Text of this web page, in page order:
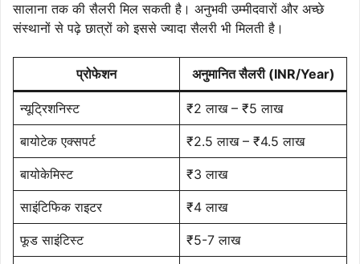
सालाना तक की सैलरी मिल सकती है। अनुभवी उम्मीदवारों और अच्छे
संस्थानों से पढ़े छात्रों को इससे ज्यादा सैलरी भी मिलती है।
प्रोफेशन अनुमानित सैलरी (INR/Year)
न्यूट्रिशनिस्ट ₹2 लाख – ₹5 लाख
बायोटेक एक्सपर्ट ₹2.5 लाख – ₹4.5 लाख
बायोकेमिस्ट ₹3 लाख
साइंटिफिक राइटर ₹4 लाख
फूड साइंटिस्ट ₹5-7 लाख